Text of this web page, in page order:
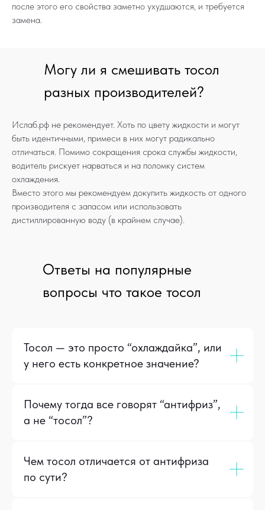
после этого его свойства заметно ухудшаются, и требуется
замена.
Могу ли я смешивать тосол
разных производителей?
Ислаб.рф не рекомендует. Хоть по цвету жидкости и могут
быть идентичными, примеси в них могут радикально
отличаться. Помимо сокращения срока службы жидкости,
водитель рискует нарваться и на поломку систем
охлаждения.
Вместо этого мы рекомендуем докупить жидкость от одного
производителя с запасом или использовать
дистиллированную воду (в крайнем случае).
Ответы на популярные
вопросы что такое тосол
Тосол — это просто “охлаждайка”, или
у него есть конкретное значение?
Почему тогда все говорят “антифриз”,
а не “тосол”?
Чем тосол отличается от антифриза
по сути?